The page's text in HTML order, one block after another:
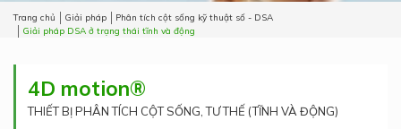
Trang chủ Giải pháp
Phân tích cột sống kỹ thuật số - DSA
Giải pháp DSA ở trạng thái tĩnh và động
4D motion®
THIẾT BỊ PHÂN TÍCH CỘT SỐNG, TƯ THẾ (TĨNH VÀ ĐỘNG)